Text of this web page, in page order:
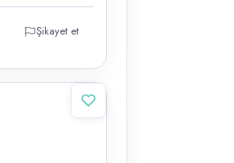
Şikayet et